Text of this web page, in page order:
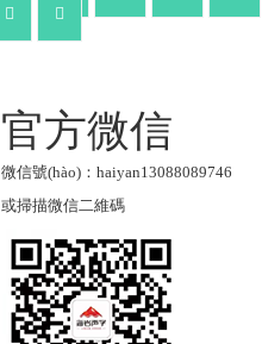
官方微信
微信號(hào)：haiyan13088089746
或掃描微信二維碼